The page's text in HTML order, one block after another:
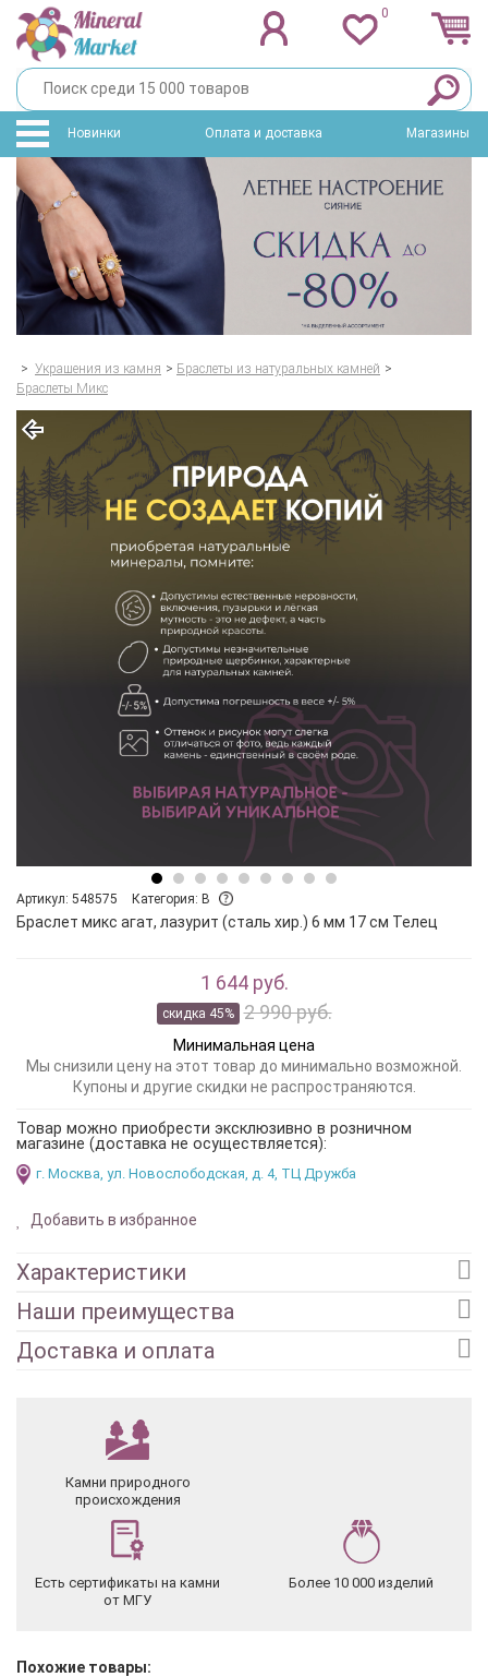
0
Новинки Оплата и доставка Магазины
> Украшения из камня > Браслеты из натуральных камней >
Браслеты Микс
Артикул: 548575 Категория: B
Браслет микс агат, лазурит (сталь хир.) 6 мм 17 см Телец
1 644 руб.
скидка 45% 2 990 руб.
Минимальная цена
Мы снизили цену на этот товар до минимально возможной.
Купоны и другие скидки не распространяются.
Товар можно приобрести эксклюзивно в розничном
магазине (доставка не осуществляется):
г. Москва, ул. Новослободская, д. 4, ТЦ Дружба
Добавить в избранное
Характеристики
Наши преимущества
Доставка и оплата
Камни природного
происхождения
Есть сертификаты на камни
от МГУ
Более 10 000 изделий
Похожие товары: